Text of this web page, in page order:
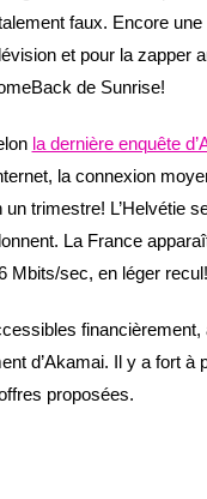
faux. Encore
et pour la zapper
de Sunrise!
la dernière enquête
la connexion
un trimestre! L’Helvétie
La France
Mbits/sec, en léger
financièrement,
d’Akamai. Il y a fort
proposées.